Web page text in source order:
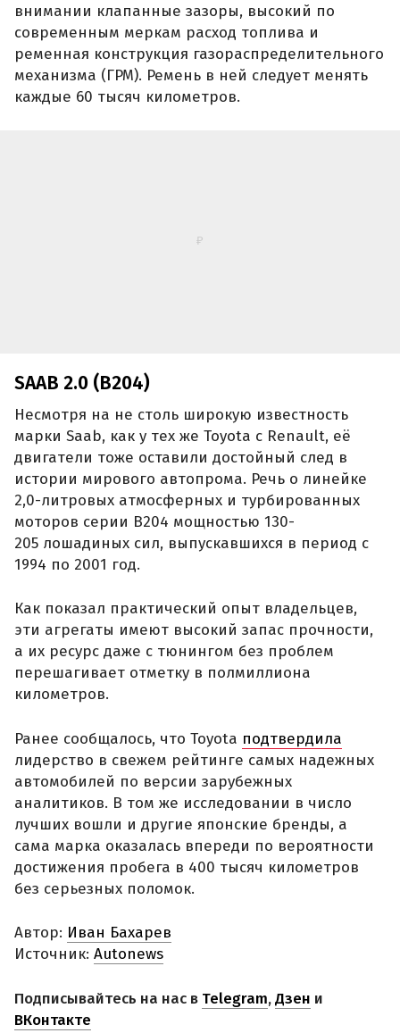
внимании клапанные зазоры, высокий по
современным меркам расход топлива и
ременная конструкция газораспределительного
механизма (ГРМ). Ремень в ней следует менять
каждые 60 тысяч километров.
истории мирового автопрома. Речь о линейке
Как показал практический опыт владельцев,
эти агрегаты имеют высокий запас прочности,
а их ресурс даже с тюнингом без проблем
перешагивает отметку в полмиллиона
километров.
Ранее сообщалось, что Toyota подтвердила
лидерство в свежем рейтинге самых надежных
автомобилей по версии зарубежных
аналитиков. В том же исследовании в число
сама марка оказалась впереди по вероятности
достижения пробега в 400 тысяч километров
без серьезных поломок.
Автор:Иван Бахарев
Подписывайтесь на нас в Telegram,Дзени
ВКонтакте
Renault Saab Toyota